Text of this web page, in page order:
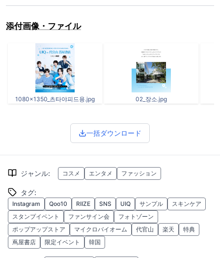
添付画像・ファイル
1080x1350_츠타야피드용.jpg 02_장소.jpg
一括ダウンロード
ジャンル: コスメ エンタメ ファッション
タグ:
Instagram Qoo10 RIIZE SNS UIQ サンプル
スキンケア
スタンプイベント
ファンサイン会
フォトゾーン
ポップアップストア
マイクロバイオーム 代官山 楽天
特典
蔦屋書店
限定イベント 韓国